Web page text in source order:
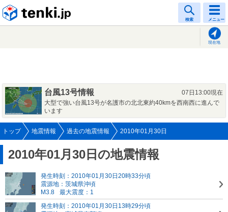
検索 メニュー
現在地
台風13号情報
07日13:00現在
大型で強い台風13号が名護市の北北東約40kmを西南西に進んで
います
トップ 地震情報 過去の地震情報 2010年01月30日
2010年01月30日の地震情報
発生時刻：2010年01月30日20時33分頃
震源地：茨城県沖頃
M3.8
最大震度：1
発生時刻：2010年01月30日13時29分頃